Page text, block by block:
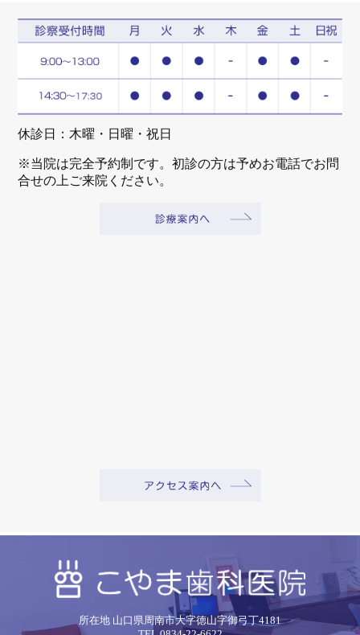
休診日：木曜・日曜・祝日
※当院は完全予約制です。初診の方は予めお電話でお問
合せの上ご来院ください。
所在地 山口県周南市大字徳山字御弓丁4181